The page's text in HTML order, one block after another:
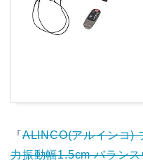
『ALINCO(アルインコ)
力振動幅1.5cm バラン